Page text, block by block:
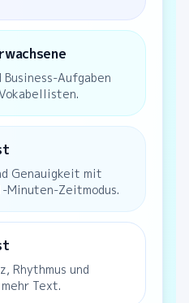
Business-Aufgaben
Genauigkeit mit
Minuten-Zeitmodus.
Rhythmus und
Text.